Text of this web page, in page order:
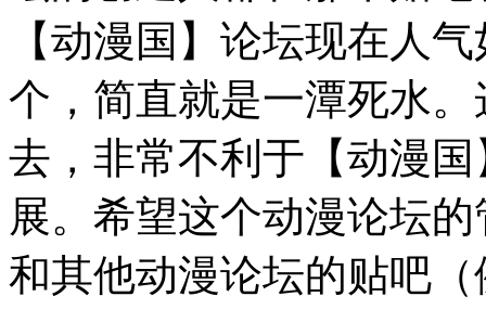
【动漫国】论坛现在人
个，简直就是一潭死水
去，非常不利于【动漫
展。希望这个动漫论坛
和其他动漫论坛的贴吧